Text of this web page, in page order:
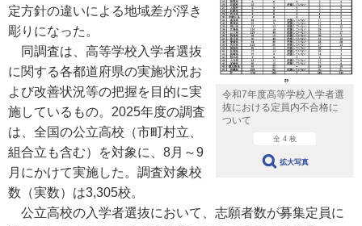
令和7年度高等学校入学者選
抜における定員内不合格に
ついて
全 4 枚
拡大写真
定方針の違いによる地域差が浮き
彫りになった。
同調査は、高等学校入学者選抜
に関する各都道府県の実施状況お
よび改善状況等の把握を目的に実
施しているもの。2025年度の調査
は、全国の公立高校（市町村立、
組合立も含む）を対象に、8月～9
月にかけて実施した。調査対象校
数（実数）は3,305校。
公立高校の入学者選抜において、志願者数が募集定員に